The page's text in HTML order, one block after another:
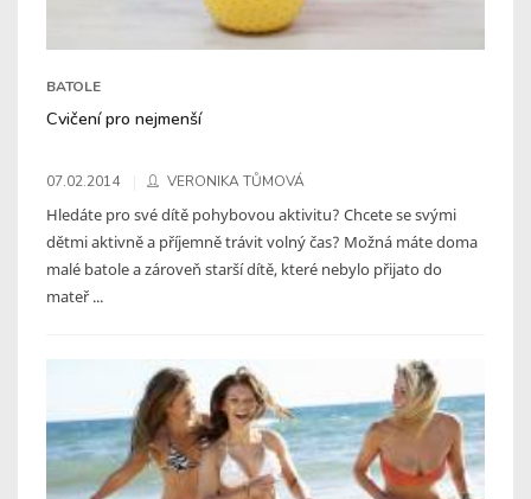
BATOLE
Cvičení pro nejmenší
07.02.2014 VERONIKA TŮMOVÁ
Hledáte pro své dítě pohybovou aktivitu? Chcete se svými
dětmi aktivně a příjemně trávit volný čas? Možná máte doma
malé batole a zároveň starší dítě, které nebylo přijato do
mateř ...